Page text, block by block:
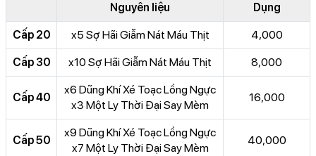
Nguyên liệu
Dụng
Cấp 20 x5 Sợ Hãi Giẫm Nát Máu Thịt 4,000
Cấp 30 x10 Sợ Hãi Giẫm Nát Máu Thịt 8,000
Cấp 40
x6 Dũng Khí Xé Toạc Lồng Ngực
x3 Một Ly Thời Đại Say Mèm
16,000
Cấp 50
x9 Dũng Khí Xé Toạc Lồng Ngực
x7 Một Ly Thời Đại Say Mèm
40,000